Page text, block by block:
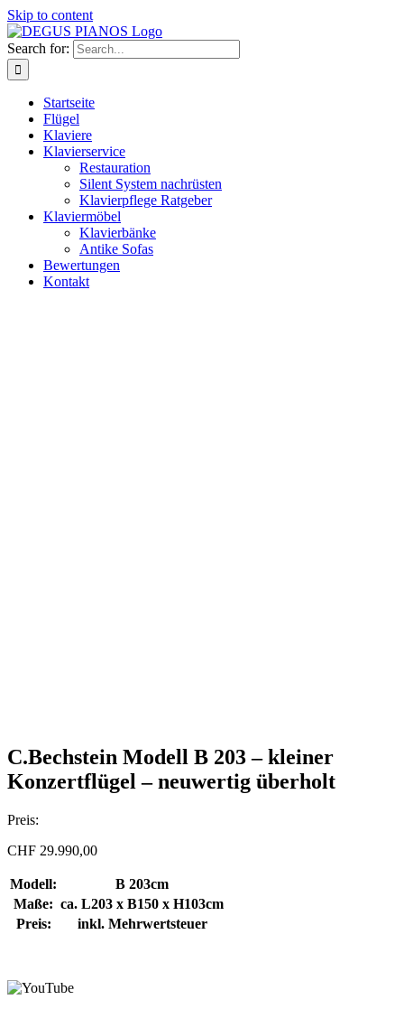
Skip to content
Search for:
Startseite
Flügel
Klaviere
Klavierservice
Restauration
Silent System nachrüsten
Klavierpflege Ratgeber
Klaviermöbel
Klavierbänke
Antike Sofas
Bewertungen
Kontakt
C.Bechstein Modell B 203 – kleiner
Konzertflügel – neuwertig überholt
Preis:
CHF 29.990,00
Modell:
B 203cm
Maße: ca. L203 x B150 x H103cm
Preis:
inkl. Mehrwertsteuer